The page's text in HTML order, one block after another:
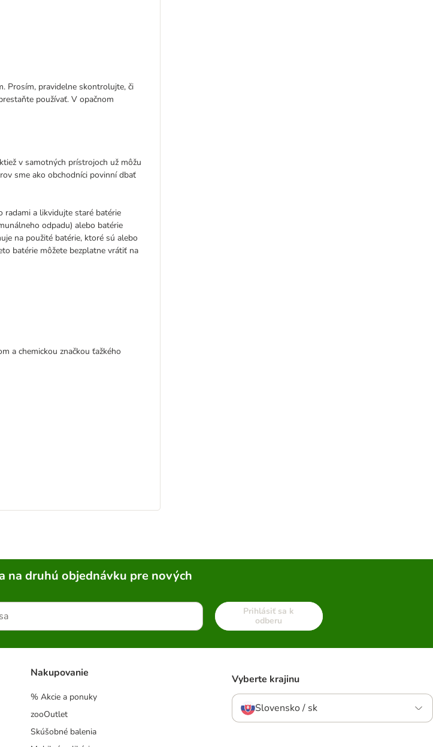
Prosím, pravidelne skontrolujte, či
používať. V opačnom
v samotných prístrojoch už môžu
sme ako obchodníci povinní dbať
radami a likvidujte staré batérie
odpadu) alebo batérie
na použité batérie, ktoré sú alebo
batérie môžete bezplatne vrátiť na
a chemickou značkou ťažkého
na druhú objednávku pre nových
Prihlásiť sa k
odberu
Nakupovanie
% Akcie a ponuky
zooOutlet
Skúšobné balenia
Vyberte krajinu
Slovensko / sk